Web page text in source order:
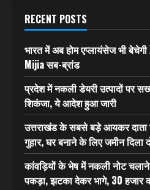
RECENT POSTS
भारत में अब होम एप्लायंसेज भी
Mijia सब-ब्रांड
प्रदेश में नकली डेयरी उत्पादों पर
शिकंजा, ये आदेश हुआ जारी
उत्तराखंड के सबसे बड़े आयकर दाता
गुहार, घर बनाने के लिए जमीन दिला
कांवड़ियों के भेष में नकली नोट चलाने
पकड़ा, झटका देकर भागे, 30 हजार